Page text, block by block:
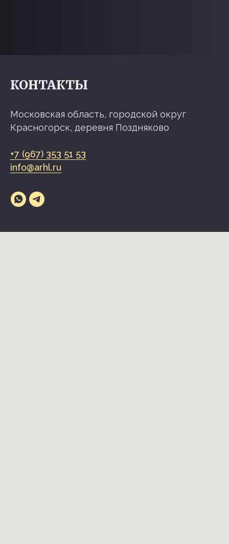
КОНТАКТЫ
Московская область, городской округ
Красногорск, деревня Поздняково
+7 (967) 353 51 53
info@arhl.ru